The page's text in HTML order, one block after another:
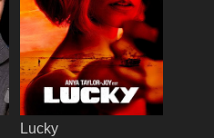
Lucky